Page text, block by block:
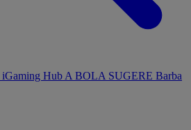
iGaming Hub A BOLA SUGERE Barba